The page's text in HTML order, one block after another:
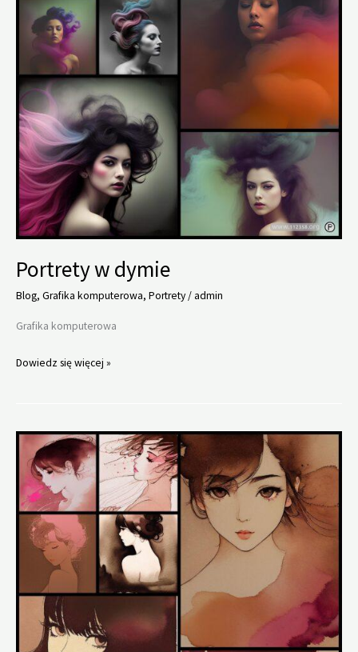
Portrety w dymie
Blog, Grafika komputerowa, Portrety/admin
Grafika komputerowa
Portrety
Dowiedz się więcej »